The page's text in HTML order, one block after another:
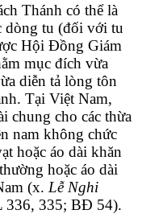
Thánh có thể là
dòng tu (đối với tu
Hội Đồng Giám
mục đích vừa
diễn tả lòng tôn
Tại Việt Nam,
chung cho các thừa
nam không chức
hoặc áo dài khăn
hoặc áo dài
(x. Lễ Nghi
335; BĐ 54).